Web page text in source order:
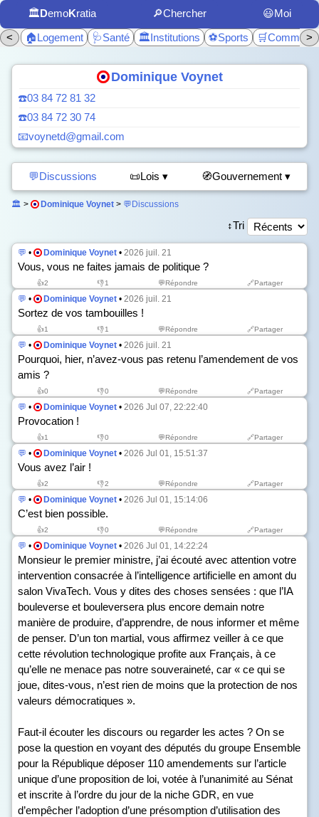
🏛️DemoKratia 🔎Chercher
😃Moi
<
🏠Logement 🩺Santé 🏛️Institutions ⚽Sports >
Dominique Voynet
☎️03 84 72 81 32
☎️03 84 72 30 74
📧voynetd@gmail.com
💬Discussions 📜Lois ▾ 🧭Gouvernement ▾
🏛️ > Dominique Voynet > 💬Discussions
↕️Tri
💬 • Dominique Voynet • 2026 juil. 21
Vous, vous ne faites jamais de politique ?
👍2 👎1 💬Répondre 🔗Partager
💬 • Dominique Voynet • 2026 juil. 21
Sortez de vos tambouilles !
👍1 👎1 💬Répondre 🔗Partager
💬 • Dominique Voynet • 2026 juil. 21
Pourquoi, hier, n’avez-vous pas retenu l’amendement de vos
amis ?
👍0 👎0 💬Répondre 🔗Partager
💬 • Dominique Voynet • 2026 Jul 07, 22:22:40
Provocation !
👍1 👎0 💬Répondre 🔗Partager
💬 • Dominique Voynet • 2026 Jul 01, 15:51:37
Vous avez l’air !
👍2 👎2 💬Répondre 🔗Partager
💬 • Dominique Voynet • 2026 Jul 01, 15:14:06
C’est bien possible.
👍2 👎0 💬Répondre 🔗Partager
💬 • Dominique Voynet • 2026 Jul 01, 14:22:24
Monsieur le premier ministre, j’ai écouté avec attention votre
intervention consacrée à l’intelligence artificielle en amont du
salon VivaTech. Vous y dites des choses sensées : que l’IA
bouleverse et bouleversera plus encore demain notre
manière de produire, d’apprendre, de nous informer et même
de penser. D’un ton martial, vous affirmez veiller à ce que
cette révolution technologique profite aux Français, à ce
qu’elle ne menace pas notre souveraineté, car « ce qui se
joue, dites-vous, n’est rien de moins que la protection de nos
valeurs démocratiques ».
Faut-il écouter les discours ou regarder les actes ? On se
pose la question en voyant des députés du groupe Ensemble
pour la République déposer 110 amendements sur l’article
unique d’une proposition de loi, votée à l’unanimité au Sénat
et inscrite à l’ordre du jour de la niche GDR, en vue
d’empêcher l’adoption d’une présomption d’utilisation des